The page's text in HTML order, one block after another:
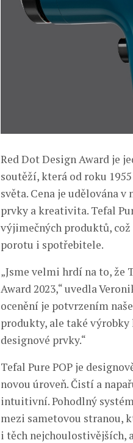
Red Dot Design Award je
soutěží, která od roku
světa. Cena je udělována
prvky a kreativita. Tefal
výjimečných produktů,
porotu i spotřebitele.
„Jsme velmi hrdí na to, že
Award 2023,“ uvedla
ocenění je potvrzením
produkty, ale také
designové prvky.“
Tefal Pure POP je
novou úroveň. Čistí a
intuitivní. Pohodlný systém
mezi sametovou stranou,
i těch nejchoulostivějších,